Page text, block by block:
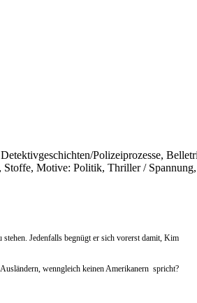
Polizeiprozesse,
Motive: Politik, Thriller /
Jedenfalls begnügt er sich vorerst damit, Kim
wenngleich keinen Amerikanern  spricht?